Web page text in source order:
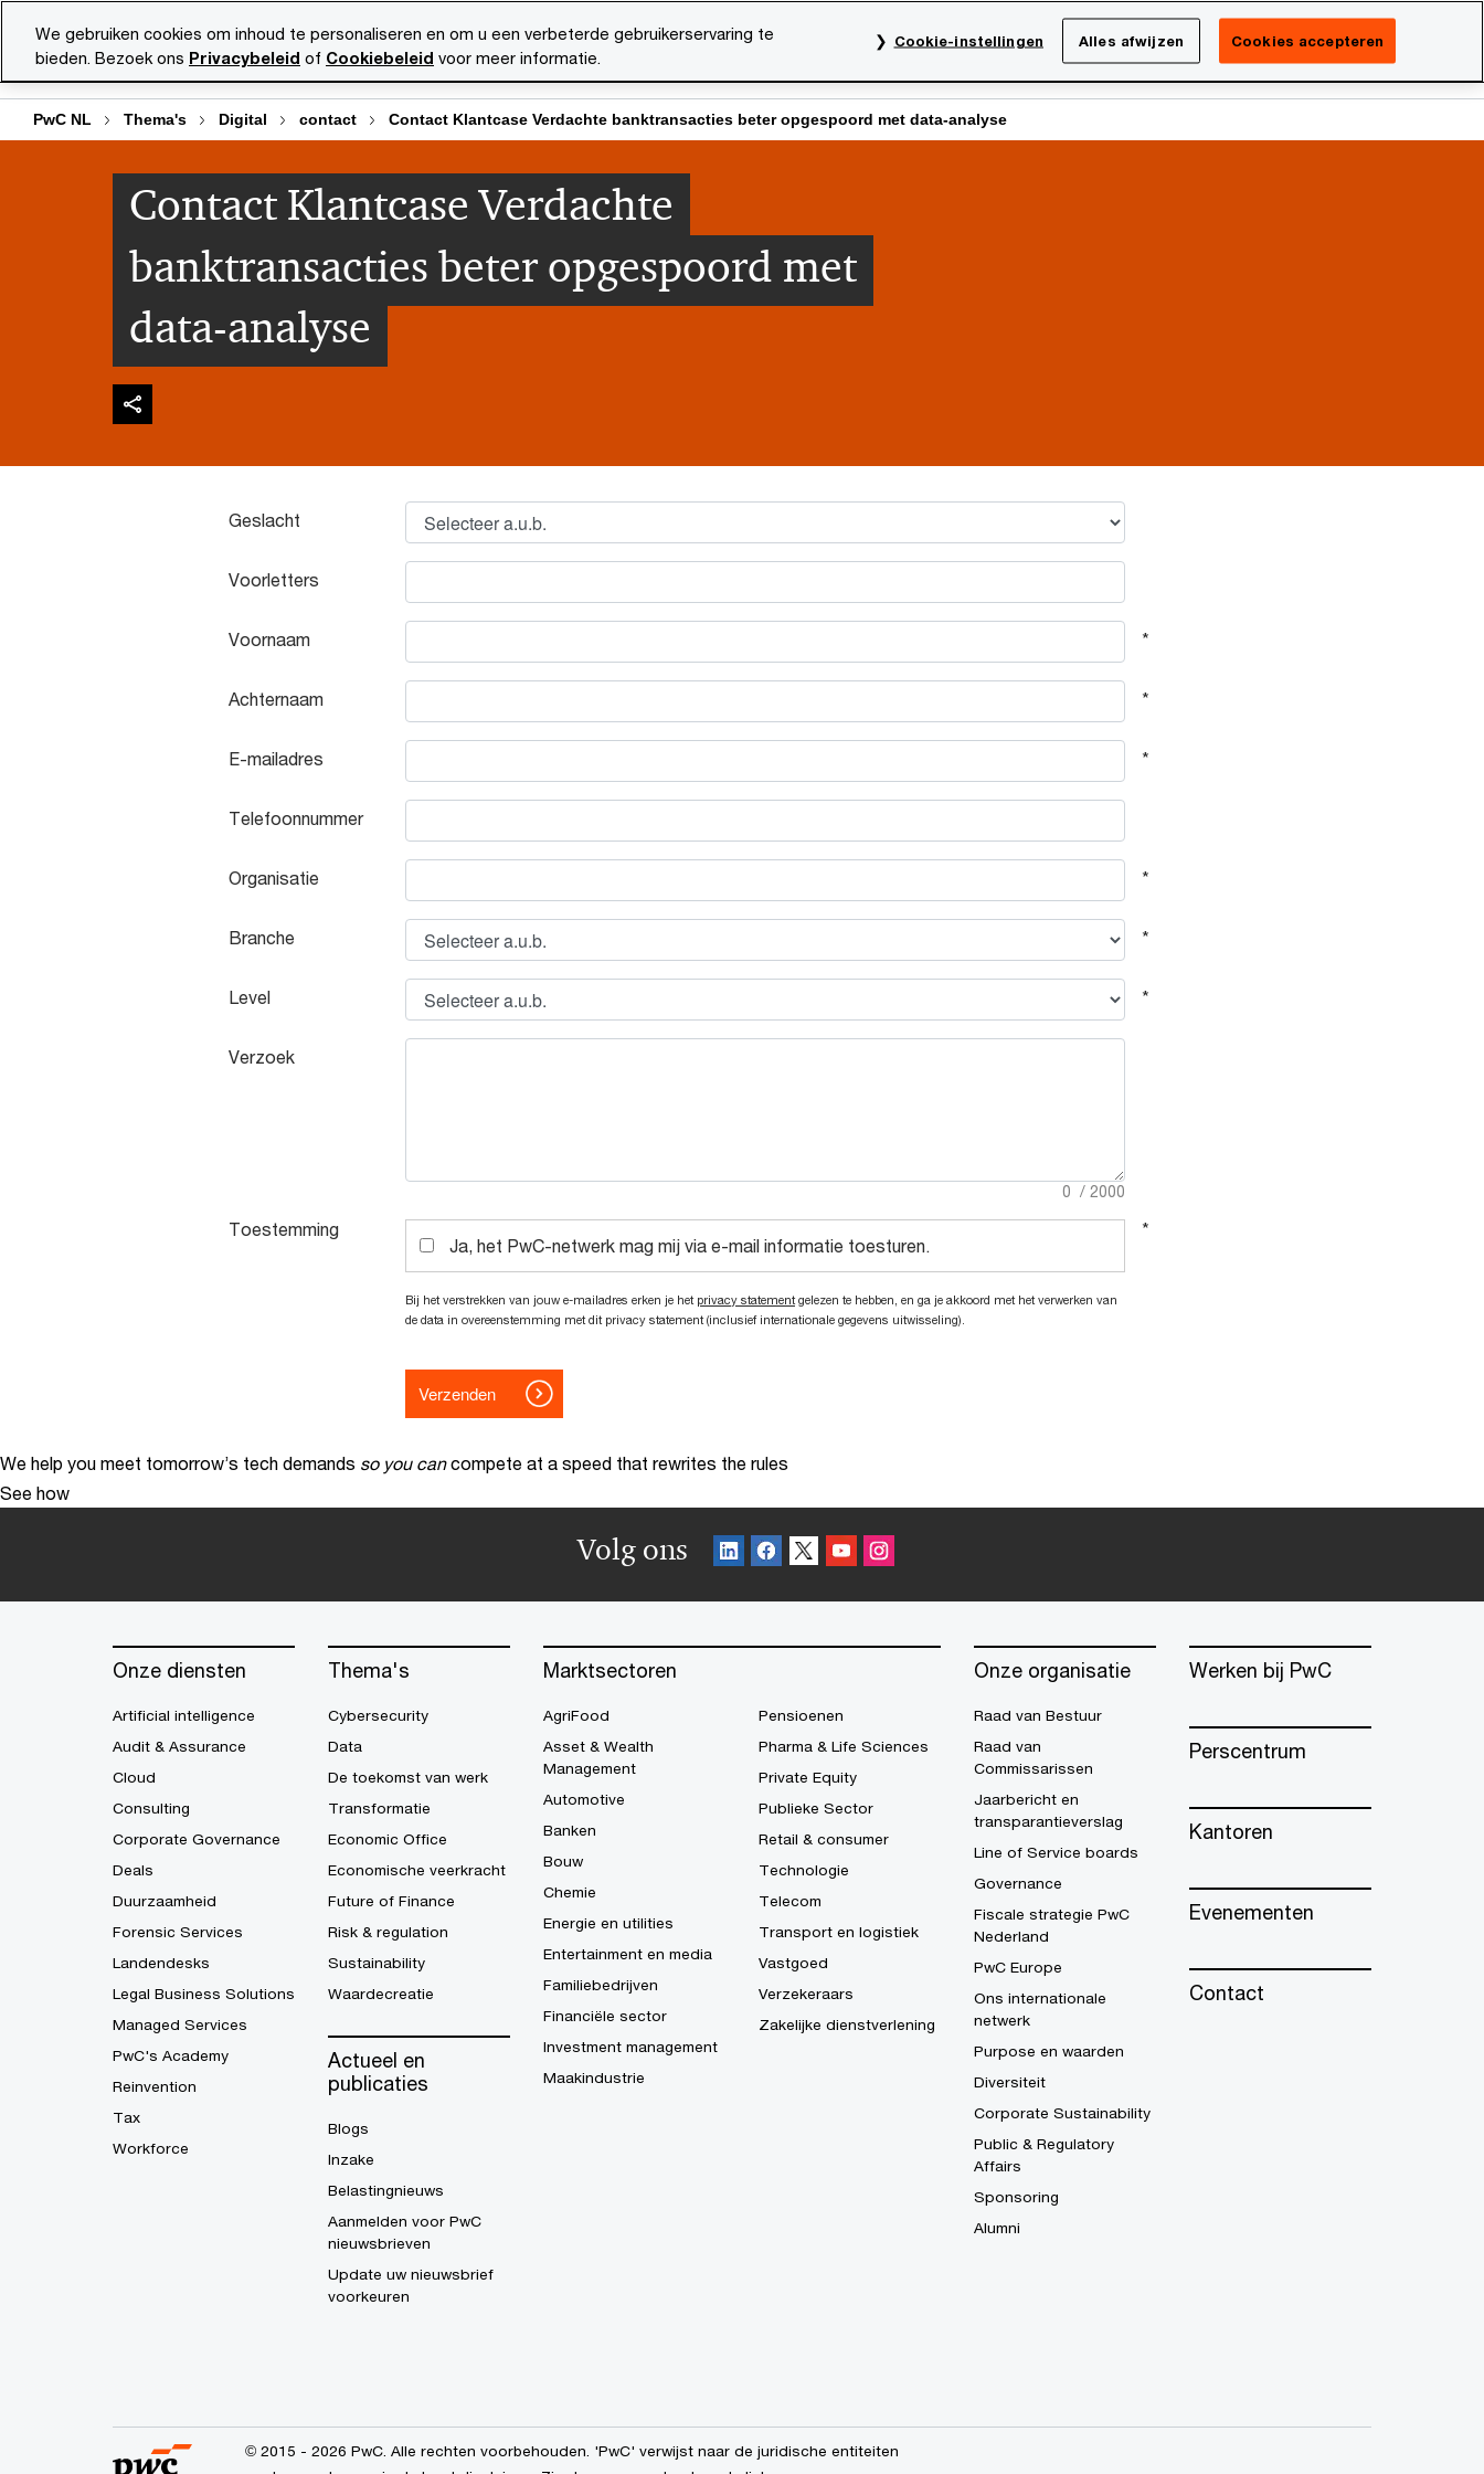
Diensten Marktsectoren Carrière
Netherlands
Search
PwC NL Thema's Digital contact Contact Klantcase Verdachte banktransacties beter opgespoord met data-analyse
Contact Klantcase Verdachte
banktransacties beter opgespoord met
data-analyse
We help you meet tomorrow’s tech demands so you can compete at a speed that rewrites the rules
See how
Volg ons
Onze diensten
Artificial intelligence
Audit & Assurance
Cloud
Consulting
Corporate Governance
Deals
Duurzaamheid
Forensic Services
Landendesks
Legal Business Solutions
Managed Services
PwC's Academy
Reinvention
Tax
Workforce
Thema's
Cybersecurity
Data
De toekomst van werk
Transformatie
Economic Office
Economische veerkracht
Future of Finance
Risk & regulation
Sustainability
Waardecreatie
Actueel en
publicaties
Blogs
Inzake
Belastingnieuws
Aanmelden voor PwC
nieuwsbrieven
Update uw nieuwsbrief
voorkeuren
Marktsectoren
AgriFood
Asset & Wealth
Management
Automotive
Banken
Bouw
Chemie
Energie en utilities
Entertainment en media
Familiebedrijven
Financiële sector
Investment management
Maakindustrie
Pensioenen
Pharma & Life Sciences
Private Equity
Publieke Sector
Retail & consumer
Technologie
Telecom
Transport en logistiek
Vastgoed
Verzekeraars
Zakelijke dienstverlening
Onze organisatie
Raad van Bestuur
Raad van
Commissarissen
Jaarbericht en
transparantieverslag
Line of Service boards
Governance
Fiscale strategie PwC
Nederland
PwC Europe
Ons internationale
netwerk
Purpose en waarden
Diversiteit
Corporate Sustainability
Public & Regulatory
Affairs
Sponsoring
Alumni
Werken bij PwC
Perscentrum
Kantoren
Evenementen
Contact
© 2015 - 2026 PwC. Alle rechten voorbehouden. 'PwC' verwijst naar de juridische entiteiten
We gebruiken cookies om inhoud te personaliseren en om u een verbeterde gebruikerservaring te
bieden. Bezoek ons Privacybeleid of Cookiebeleid voor meer informatie.
Cookie-instellingen Alles afwijzen Cookies accepteren